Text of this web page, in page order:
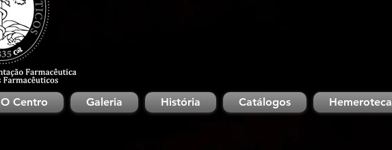
O Centro Galeria História Catálogos Hemeroteca